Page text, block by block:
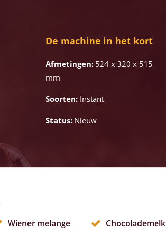
De machine in het kort
Afmetingen: 524 x 320 x 515
mm
Soorten: Instant
Status: Nieuw
Wiener melange Chocolademelk